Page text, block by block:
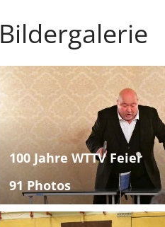
Bildergalerie
100 Jahre WTTV Feier
91 Photos